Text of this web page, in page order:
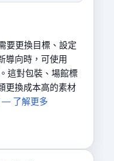
要更換目標、設定
導向時，可使用
這對包裝、場館標
更換成本高的素材
— 了解更多